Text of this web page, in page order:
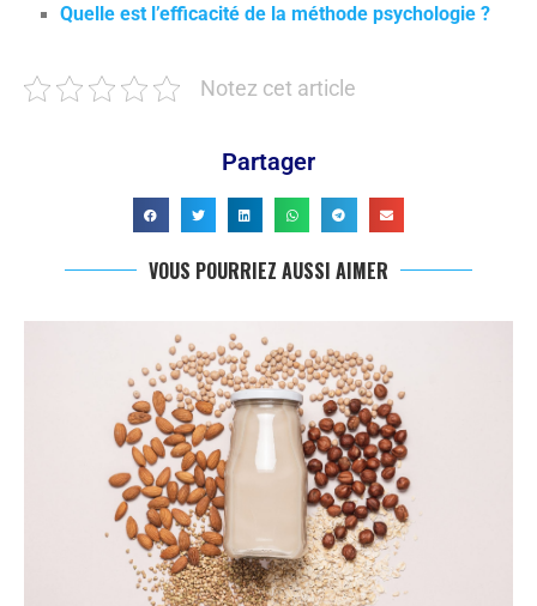
Quelle est l’efficacité de la méthode psychologie ?
Notez cet article
Partager
VOUS POURRIEZ AUSSI AIMER